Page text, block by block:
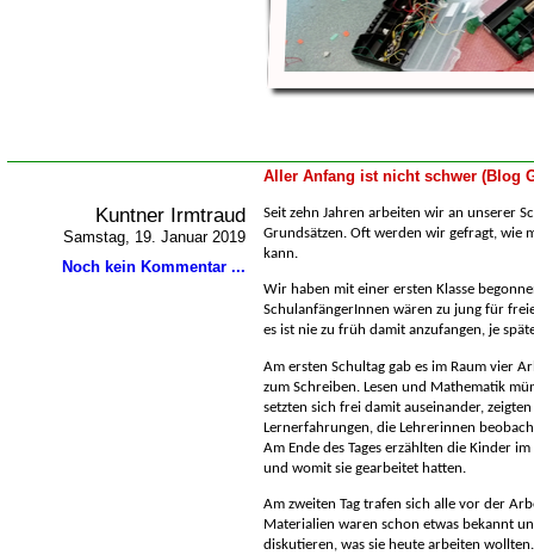
Aller Anfang ist nicht schwer (Blog
Kuntner Irmtraud
Samstag, 19. Januar 2019
Noch kein Kommentar ...
Seit zehn Jahren arbeiten wir an unserer
Grundsätzen. Oft werden wir gefragt, wie
kann.
Wir haben mit einer ersten Klasse
SchulanfängerInnen wären zu jung für
es ist nie zu früh damit anzufangen, je
Am ersten Schultag gab es im Raum vier
zum Schreiben. Lesen und Mathematik
setzten sich frei damit auseinander,
Lernerfahrungen, die Lehrerinnen
Am Ende des Tages erzählten die Kinder
und womit sie gearbeitet hatten.
Am zweiten Tag trafen sich alle vor der
Materialien waren schon etwas bekannt
diskutieren, was sie heute arbeiten